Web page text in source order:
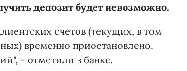
депозит будет невозможно.
счетов (текущих, в том
временно приостановлено.
- отметили в банке.